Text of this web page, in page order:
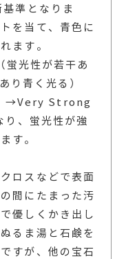
準となりま
を当て、青色に
ます。
光性が若干あ
青く光る）
→Very Strong
、蛍光性が強
す。
ロスなどで表面
間にたまった汚
優しくかき出し
るま湯と石鹸を
すが、他の宝石